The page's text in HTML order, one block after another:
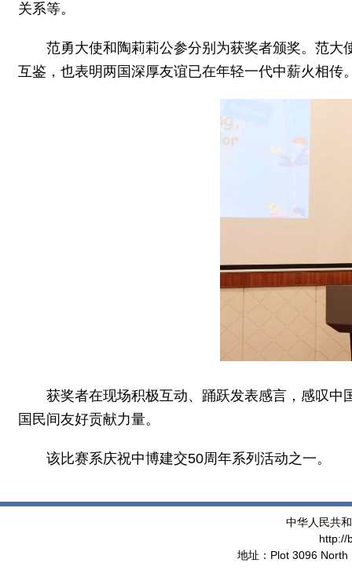
关系等。
范勇大使和陶莉莉公参分别为获奖者颁奖。范
互鉴，也表明两国深厚友谊已在年轻一代中薪火相传
获奖者在现场积极互动、踊跃发表感言，感叹
国民间友好贡献力量。
该比赛系庆祝中博建交50周年系列活动之一。
中华人民共
http://
地址：Plot 3096